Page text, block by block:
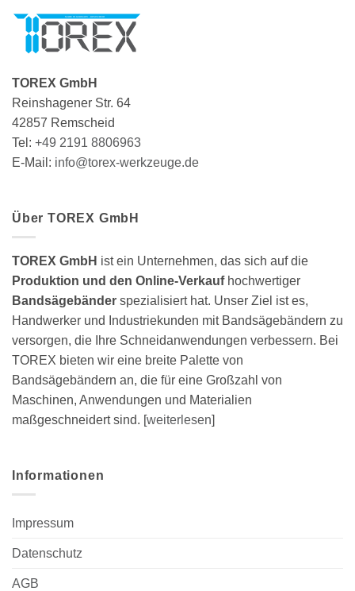
Optionen
können
auf
Produktseite
gewählt
TOREX GmbH
Reinshagener Str. 64
42857 Remscheid
Tel: +49 2191 8806963
E-Mail: info@torex-werkzeuge.de
Über TOREX GmbH
TOREX GmbH ist ein Unternehmen, das sich auf die
Produktion und den Online-Verkaufhochwertiger
Bandsägebänder spezialisiert hat. Unser Ziel ist es,
Handwerker und Industriekunden mit Bandsägebändern zu
versorgen, die Ihre Schneidanwendungen verbessern. Bei
TOREX bieten wir eine breite Palette von
Bandsägebändern an, die für eine Großzahl von
Maschinen, Anwendungen und Materialien
maßgeschneidert sind. [weiterlesen]
Informationen
Impressum
Datenschutz
AGB